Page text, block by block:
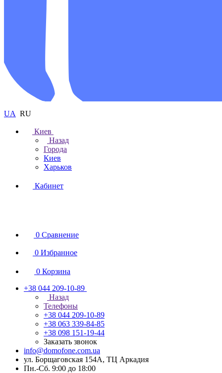
UA RU
Киев
Назад
Города
Киев
Харьков
Кабинет
0 Сравнение
0 Избранное
0 Корзина
+38 044 209-10-89
Назад
Телефоны
+38 044 209-10-89
+38 063 339-84-85
+38 098 151-19-44
Заказать звонок
info@domofone.com.ua
ул. Борщаговская 154А, ТЦ Аркадия
Пн.-Сб. 9:00 до 18:00